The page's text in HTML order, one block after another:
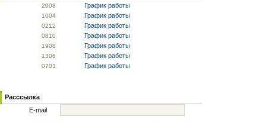
2008 График работы
1004 График работы
0212 График работы
0810 График работы
1908 График работы
1306 График работы
0703 График работы
Расссылка
E-mail